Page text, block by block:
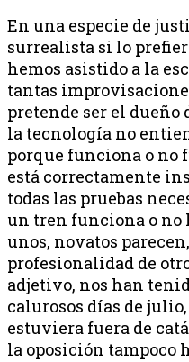
En una especie de
surrealista si lo
hemos asistido a la
tantas
pretende ser el dueño
la tecnología no
porque funciona o no
está correctamente
todas las pruebas
un tren funciona o no
unos, novatos
profesionalidad de
adjetivo, nos han
calurosos días de
estuviera fuera de
la oposición tampoco